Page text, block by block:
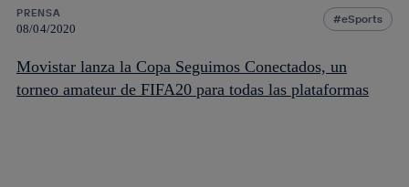
PRENSA
08/04/2020
eSports
Movistar lanza la Copa Seguimos Conectados, un
torneo amateur de FIFA20 para todas las plataformas